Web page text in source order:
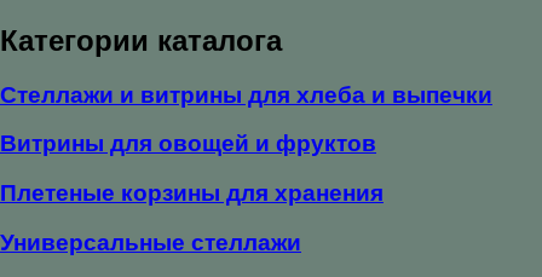
Категории каталога
Стеллажи и витрины для хлеба и выпечки
Витрины для овощей и фруктов
Плетеные корзины для хранения
Универсальные стеллажи